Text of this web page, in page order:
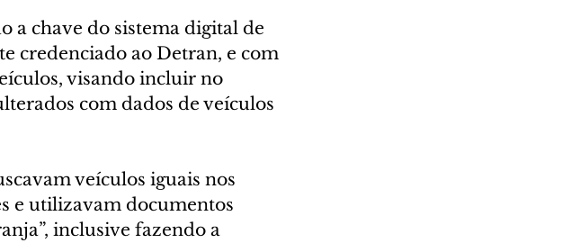
a chave do sistema digital de
credenciado ao Detran, e com
visando incluir no
com dados de veículos
veículos iguais nos
e utilizavam documentos
inclusive fazendo a